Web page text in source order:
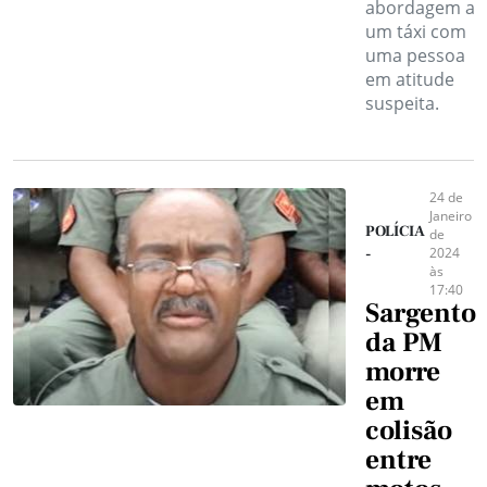
abordagem a
um táxi com
uma pessoa
em atitude
suspeita.
POLÍCIA
-
24 de
Janeiro
de
2024
às
17:40
Sargento
da PM
morre
em
colisão
entre